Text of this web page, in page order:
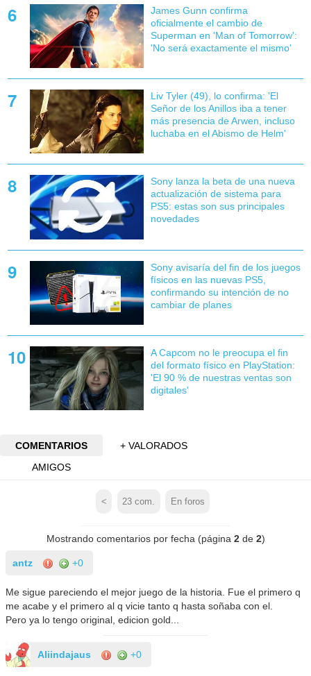
James Gunn confirma
oficialmente el cambio de
Superman en 'Man of Tomorrow':
'No será exactamente el mismo'
Liv Tyler (49), lo confirma: 'El
Señor de los Anillos iba a tener
más presencia de Arwen, incluso
luchaba en el Abismo de Helm'
Sony lanza la beta de una nueva
actualización de sistema para
PS5: estas son sus principales
novedades
Sony avisaría del fin de los juegos
físicos en las nuevas PS5,
confirmando su intención de no
cambiar de planes
A Capcom no le preocupa el fin
del formato físico en PlayStation:
'El 90 % de nuestras ventas son
digitales'
COMENTARIOS
+ VALORADOS
AMIGOS
< 23 com. En foros
Mostrando comentarios por fecha (página 2de 2)
antz +0
Me sigue pareciendo el mejor juego de la historia. Fue el primero q
me acabe y el primero al q vicie tanto q hasta soñaba con el.
Pero ya lo tengo original, edicion gold...
Aliindajaus +0